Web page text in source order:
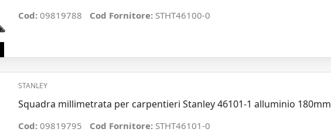
Cod: 09819788 Cod Fornitore: STHT46100-0
STANLEY
Squadra millimetrata per carpentieri Stanley 46101-1 alluminio 180mm
Cod: 09819795 Cod Fornitore: STHT46101-0